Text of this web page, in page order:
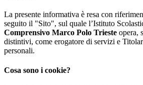
La presente informativa è resa con
seguito il "Sito", sul quale l’Istituto
Comprensivo Marco Polo Trieste opera,
distintivi, come erogatore di servizi e
personali.
Cosa sono i cookie?